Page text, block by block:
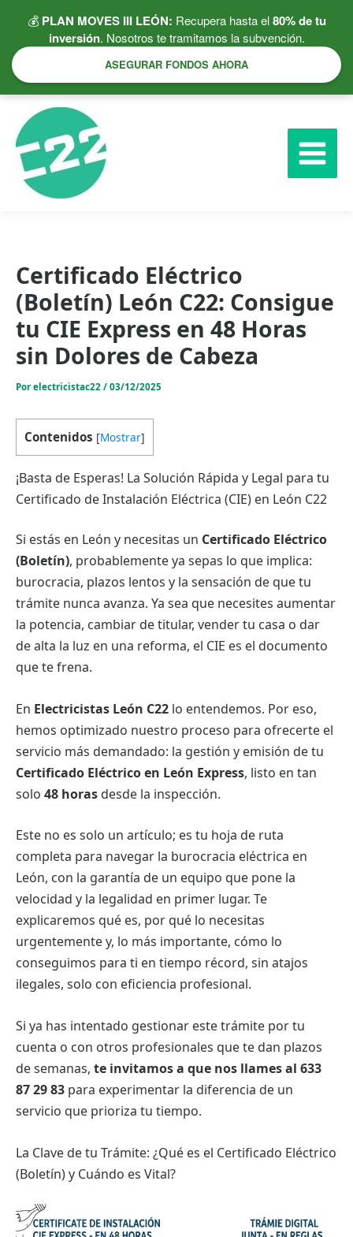
💰 PLAN MOVES III LEÓN: Recupera hasta el80% de tu
inversión. Nosotros te tramitamos la subvención.
ASEGURAR FONDOS AHORA
contenido
Certificado Eléctrico
(Boletín) León C22: Consigue
tu CIE Express en 48 Horas
sin Dolores de Cabeza
Por electricistac22 / 03/12/2025
Contenidos [Mostrar]
¡Basta de Esperas! La Solución Rápida y Legal para tu
Certificado de Instalación Eléctrica (CIE) en León C22
Si estás en León y necesitas un Certificado Eléctrico
(Boletín), probablemente ya sepas lo que implica:
burocracia, plazos lentos y la sensación de que tu
trámite nunca avanza. Ya sea que necesites aumentar
la potencia, cambiar de titular, vender tu casa o dar
de alta la luz en una reforma, el CIE es el documento
que te frena.
En Electricistas León C22 lo entendemos. Por eso,
hemos optimizado nuestro proceso para ofrecerte el
servicio más demandado: la gestión y emisión de tu
Certificado Eléctrico en León Express, listo en tan
solo 48 horas desde la inspección.
Este no es solo un artículo; es tu hoja de ruta
completa para navegar la burocracia eléctrica en
León, con la garantía de un equipo que pone la
velocidad y la legalidad en primer lugar. Te
explicaremos qué es, por qué lo necesitas
urgentemente y, lo más importante, cómo lo
conseguimos para ti en tiempo récord, sin atajos
ilegales, solo con eficiencia profesional.
Si ya has intentado gestionar este trámite por tu
cuenta o con otros profesionales que te dan plazos
de semanas, te invitamos a que nos llames al 633
87 29 83 para experimentar la diferencia de un
servicio que prioriza tu tiempo.
La Clave de tu Trámite: ¿Qué es el Certificado Eléctrico
(Boletín) y Cuándo es Vital?